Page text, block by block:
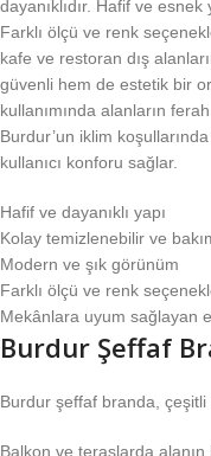
dayanıklıdır. Hafif ve esnek
Farklı ölçü ve renk
kafe ve restoran dış
güvenli hem de estetik bir
kullanımında alanların
Burdur’un iklim
kullanıcı konforu sağlar.
Hafif ve dayanıklı yapı
Kolay temizlenebilir ve
Modern ve şık görünüm
Farklı ölçü ve renk
Mekânlara uyum sağlayan
Burdur Şeffaf
Burdur şeffaf branda, çeşitli
Balkon ve teraslarda alanın